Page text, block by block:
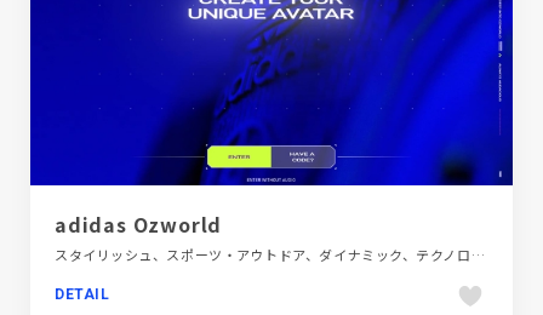
adidas Ozworld
スタイリッシュ、スポーツ・アウトドア、ダイナミック、テクノロジー・サイエンス、ブランド・サービスサイト、ブルー系、ポップ、モーション多め、海外サイト
DETAIL